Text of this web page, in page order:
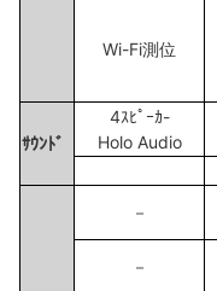
Wi-Fi測位
ｻｳﾝﾄﾞ
4ｽﾋﾟｰｶ-
Holo Audio
－
－